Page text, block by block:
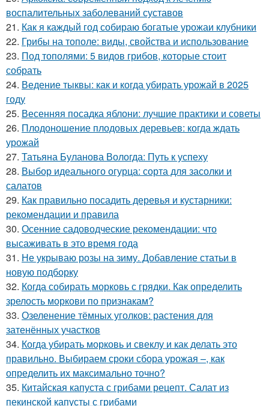
воспалительных заболеваний суставов
21. Как я каждый год собираю богатые урожаи клубники
22. Грибы на тополе: виды, свойства и использование
23. Под тополями: 5 видов грибов, которые стоит
собрать
24. Ведение тыквы: как и когда убирать урожай в 2025
году
25. Весенняя посадка яблони: лучшие практики и советы
26. Плодоношение плодовых деревьев: когда ждать
урожай
27. Татьяна Буланова Вологда: Путь к успеху
28. Выбор идеального огурца: сорта для засолки и
салатов
29. Как правильно посадить деревья и кустарники:
рекомендации и правила
30. Осенние садоводческие рекомендации: что
высаживать в это время года
31. Не укрываю розы на зиму. Добавление статьи в
новую подборку
32. Когда собирать морковь с грядки. Как определить
зрелость моркови по признакам?
33. Озеленение тёмных уголков: растения для
затенённых участков
34. Когда убирать морковь и свеклу и как делать это
правильно. Выбираем сроки сбора урожая –, как
определить их максимально точно?
35. Китайская капуста с грибами рецепт. Салат из
пекинской капусты с грибами